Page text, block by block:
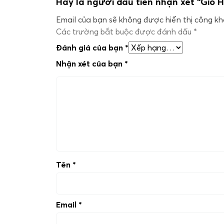
Email của bạn sẽ không được hiển thị công
Các trường bắt buộc được đánh dấu *
Đánh giá của bạn *
Nhận xét của bạn *
Tên *
Email *